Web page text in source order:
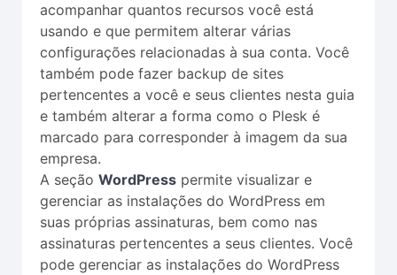
acompanhar quantos recursos você está
usando e que permitem alterar várias
configurações relacionadas à sua conta. Você
também pode fazer backup de sites
pertencentes a você e seus clientes nesta guia
e também alterar a forma como o Plesk é
marcado para corresponder à imagem da sua
empresa.
A seção WordPress permite visualizar e
gerenciar as instalações do WordPress em
suas próprias assinaturas, bem como nas
assinaturas pertencentes a seus clientes. Você
pode gerenciar as instalações do WordPress